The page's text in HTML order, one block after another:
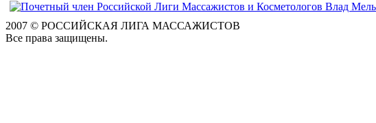
2007 © РОССИЙСКАЯ ЛИГА МАССАЖИСТОВ
Все права защищены.